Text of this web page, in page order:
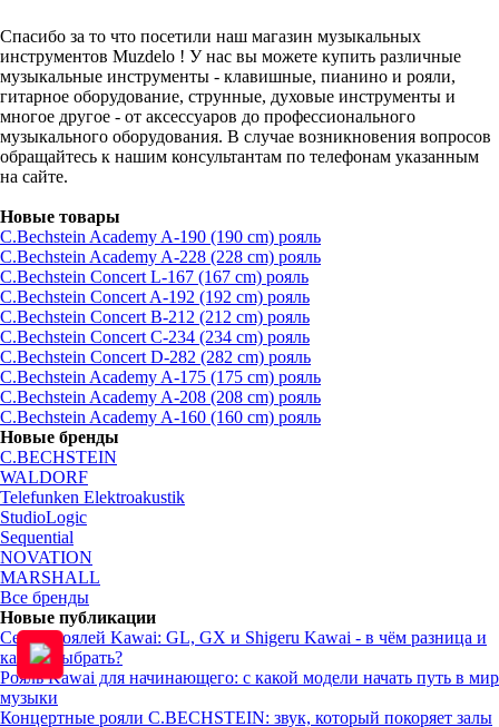
Спасибо за то что посетили наш магазин музыкальных
инструментов Muzdelo ! У нас вы можете купить различные
музыкальные инструменты - клавишные, пианино и рояли,
гитарное оборудование, струнные, духовые инструменты и
многое другое - от аксессуаров до профессионального
музыкального оборудования. В случае возникновения вопросов
обращайтесь к нашим консультантам по телефонам указанным
на сайте.
Новые товары
C.Bechstein Academy A-190 (190 cm) рояль
C.Bechstein Academy A-228 (228 cm) рояль
C.Bechstein Concert L-167 (167 cm) рояль
C.Bechstein Concert A-192 (192 cm) рояль
C.Bechstein Concert B-212 (212 cm) рояль
C.Bechstein Concert С-234 (234 cm) рояль
C.Bechstein Concert D-282 (282 cm) рояль
C.Bechstein Academy A-175 (175 cm) рояль
C.Bechstein Academy A-208 (208 cm) рояль
C.Bechstein Academy A-160 (160 cm) рояль
Новые бренды
C.BECHSTEIN
WALDORF
Telefunken Elektroakustik
StudioLogic
Sequential
NOVATION
MARSHALL
Все бренды
Новые публикации
Серии роялей Kawai: GL, GX и Shigeru Kawai - в чём разница и
какую выбрать?
Рояль Kawai для начинающего: с какой модели начать путь в мир
музыки
Концертные рояли C.BECHSTEIN: звук, который покоряет залы